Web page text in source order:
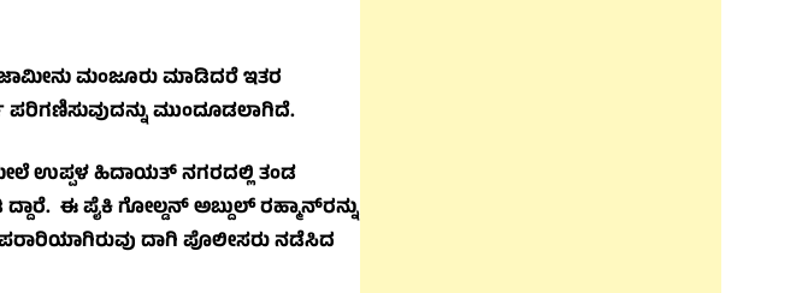
ಮಂಜೂರು ಮಾಡಿದರೆ ಇತರ
ಮುಂದೂಡಲಾಗಿದೆ.
ಉಪ್ಪಳ ಹಿದಾಯತ್ ನಗರದಲ್ಲಿ ತಂಡ
ಈ ಪೈಕಿ ಗೋಲ್ಡನ್ ಅಬ್ದುಲ್ ರಹ್ಮಾನ್‌ರನ್ನು
ದಾಗಿ ಪೊಲೀಸರು ನಡೆಸಿದ